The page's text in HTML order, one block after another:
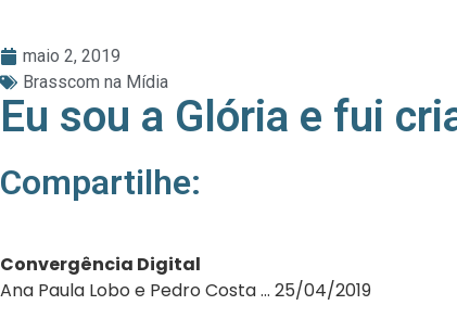
maio 2, 2019
Brasscom na Mídia
Eu sou a Glória e fui
Compartilhe:
Convergência Digital
Ana Paula Lobo e Pedro Costa … 25/04/2019